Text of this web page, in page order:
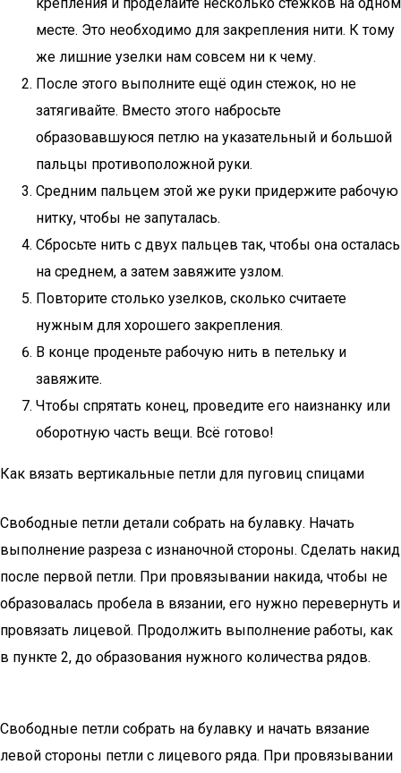
месте. Это необходимо для закрепления нити. К тому
же лишние узелки нам совсем ни к чему.
После этого выполните ещё один стежок, но не
затягивайте. Вместо этого набросьте
образовавшуюся петлю на указательный и большой
пальцы противоположной руки.
Средним пальцем этой же руки придержите рабочую
нитку, чтобы не запуталась.
Сбросьте нить с двух пальцев так, чтобы она осталась
на среднем, а затем завяжите узлом.
Повторите столько узелков, сколько считаете
нужным для хорошего закрепления.
В конце проденьте рабочую нить в петельку и
завяжите.
Чтобы спрятать конец, проведите его наизнанку или
оборотную часть вещи. Всё готово!
Как вязать вертикальные петли для пуговиц спицами
Свободные петли детали собрать на булавку. Начать
выполнение разреза с изнаночной стороны. Сделать накид
после первой петли. При провязывании накида, чтобы не
образовалась пробела в вязании, его нужно перевернуть и
провязать лицевой. Продолжить выполнение работы, как
в пункте 2, до образования нужного количества рядов.
Свободные петли собрать на булавку и начать вязание
левой стороны петли с лицевого ряда. При провязывании